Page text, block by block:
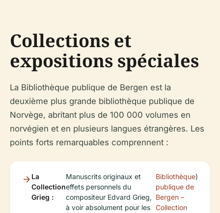
Collections et
expositions spéciales
La Bibliothèque publique de Bergen est la
deuxième plus grande bibliothèque publique de
Norvège, abritant plus de 100 000 volumes en
norvégien et en plusieurs langues étrangères. Les
points forts remarquables comprennent :
La
Collection
Grieg :
Manuscrits originaux et
effets personnels du
compositeur Edvard Grieg,
à voir absolument pour les
Bibliothèque
publique de
Bergen –
Collection
)